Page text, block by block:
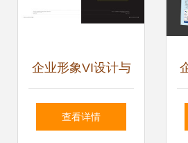
企业形象VI设计与
企业形象策划 塑造
查看详情